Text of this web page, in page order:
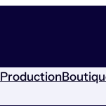
Production